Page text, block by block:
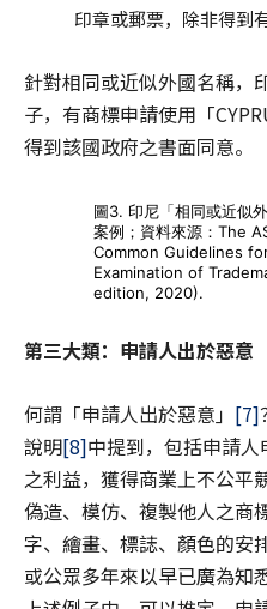
印章或郵票，除非得到
針對相同或近似外國名稱，
子，有商標申請使用「
得到該國政府之書面同意。
圖3. 印尼「相同或近似
案例；資料來源：The
Common Guidelines
Examination of
edition, 2020).
第三大類：申請人出於惡意
何謂「申請人出於惡意」 [7]
說明[8]中提到，包括申請
之利益，獲得商業上不公平
偽造、模仿、複製他人之商
字、繪畫、標誌、顏色的安
或公眾多年來以早已廣為知